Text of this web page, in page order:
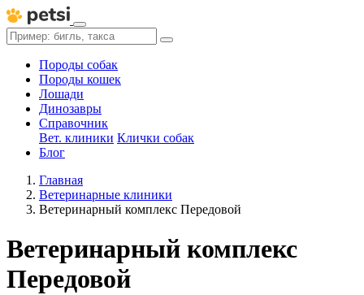
Породы собак
Породы кошек
Лошади
Динозавры
Справочник
Вет. клиники Клички собак
Блог
Главная
Ветеринарные клиники
Ветеринарный комплекс Передовой
Ветеринарный комплекс
Передовой